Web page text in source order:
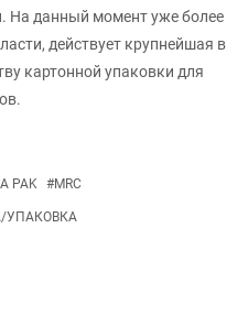
На данный момент уже более
действует крупнейшая в
картонной упаковки для
PAK #MRC
УПАКОВКА